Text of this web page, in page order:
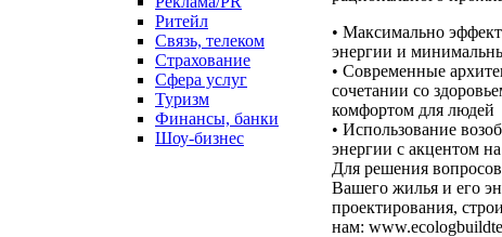
Ритейл
Связь, телеком
Страхование
Сфера услуг
Туризм
Финансы, банки
Шоу-бизнес
• Максимально
энергии и
• Современные
сочетании со
комфортом для людей
• Использование
энергии с акцентом
Для решения
Вашего жилья и его
проектирования,
нам: